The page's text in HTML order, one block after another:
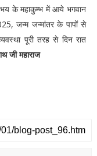
भय के महाकुम्भ में आये भगवान
जन्म जन्मांतर के पापों से
पूरी तरह से दिन रात
जी महाराज